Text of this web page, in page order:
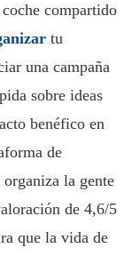
compartido
tu
una campaña
sobre ideas
benéfico en
de
organiza la gente
de 4,6/5
que la vida de